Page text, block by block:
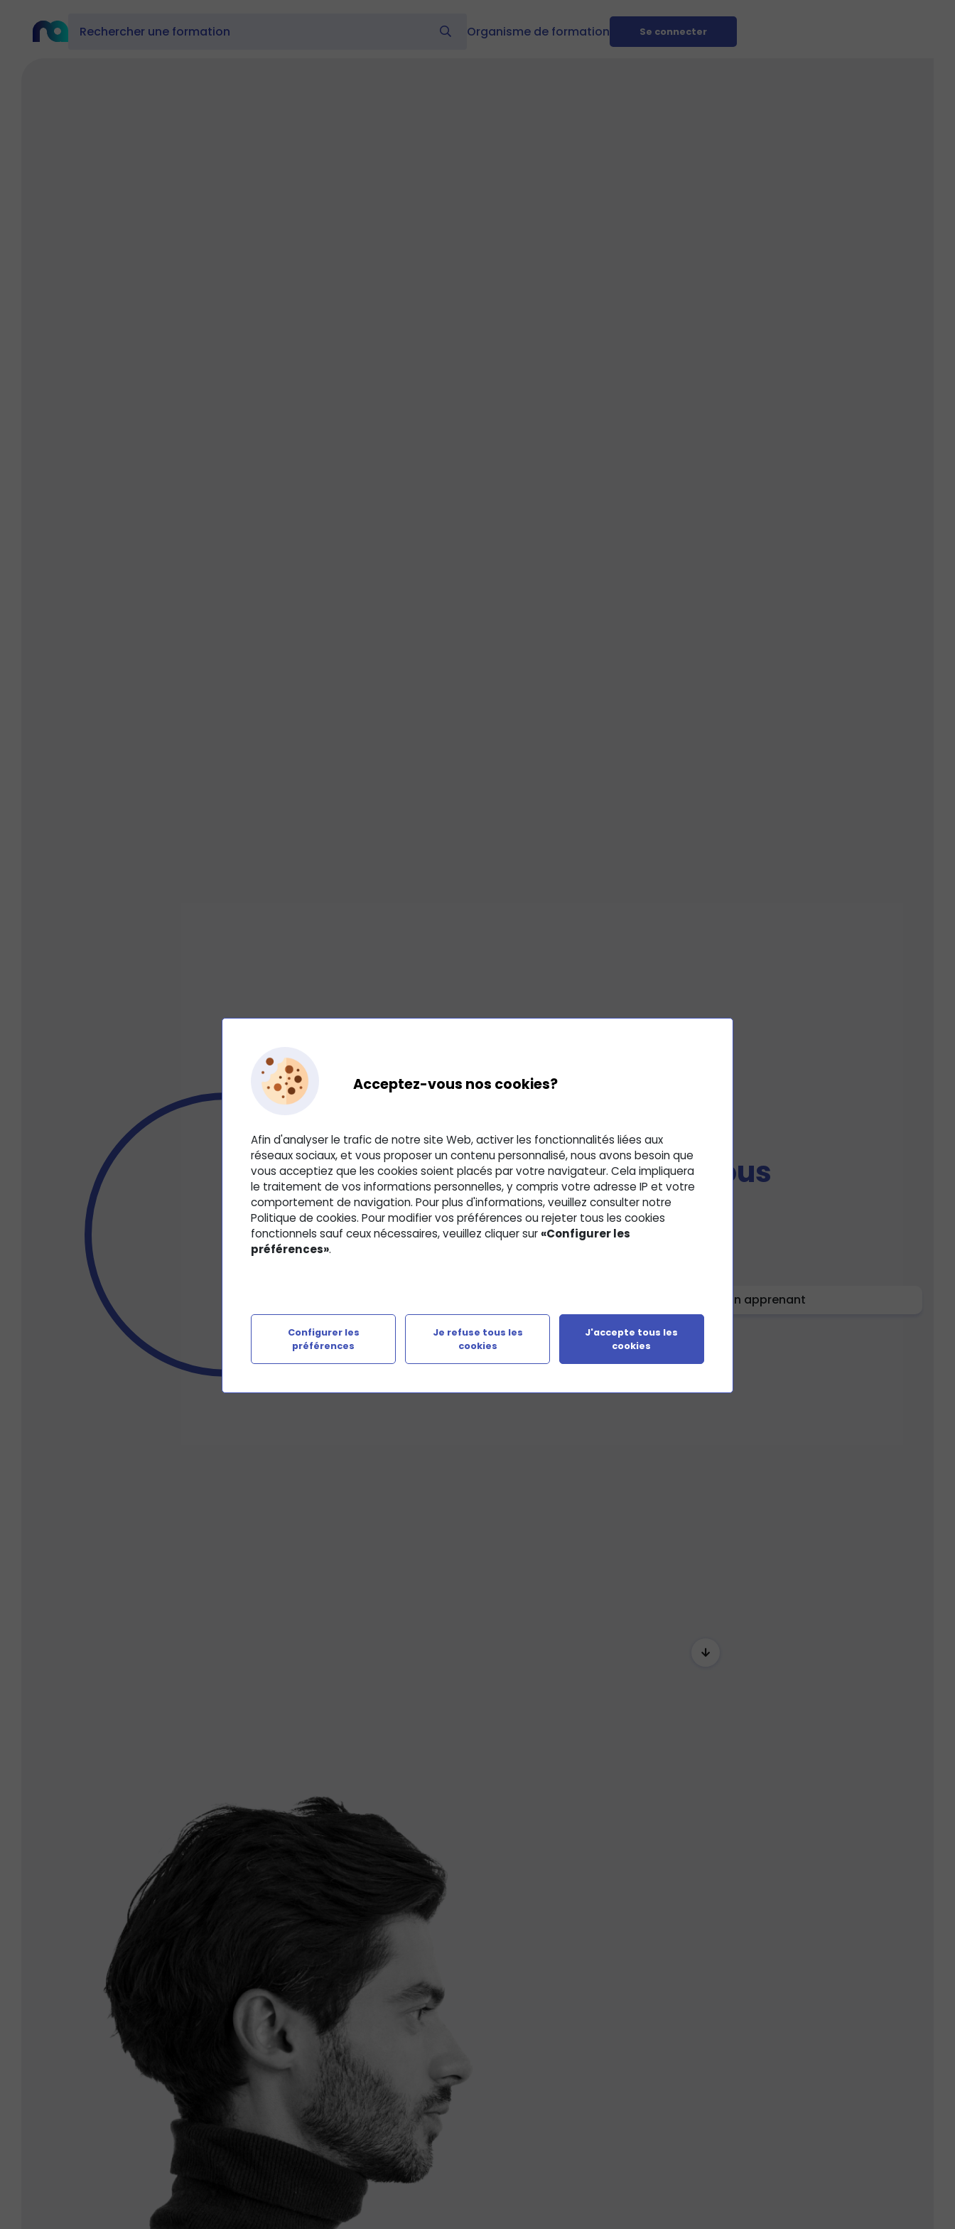
Organisme de formation Se connecter
Trouvez ce qui
vous
correspond
Un apprenant
Acceptez-vous nos cookies?
Afin d'analyser le trafic de notre site Web, activer les fonctionnalités liées aux
réseaux sociaux, et vous proposer un contenu personnalisé, nous avons besoin que
vous acceptiez que les cookies soient placés par votre navigateur. Cela impliquera
le traitement de vos informations personnelles, y compris votre adresse IP et votre
comportement de navigation. Pour plus d'informations, veuillez consulter notre
Politique de cookies. Pour modifier vos préférences ou rejeter tous les cookies
fonctionnels sauf ceux nécessaires, veuillez cliquer sur«Configurer les
préférences».
Configurer les
préférences
Je refuse tous les
cookies
J'accepte tous les
cookies